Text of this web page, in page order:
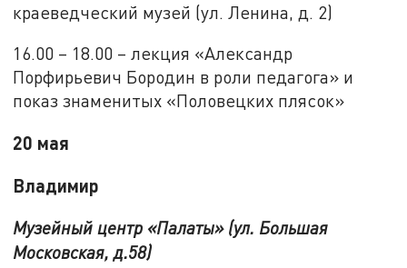
краеведческий музей (ул. Ленина, д. 2)
16.00 – 18.00 – лекция «Александр
Порфирьевич Бородин в роли педагога» и
показ знаменитых «Половецких плясок»
20 мая
Владимир
Музейный центр «Палаты» (ул. Большая
Московская, д.58)